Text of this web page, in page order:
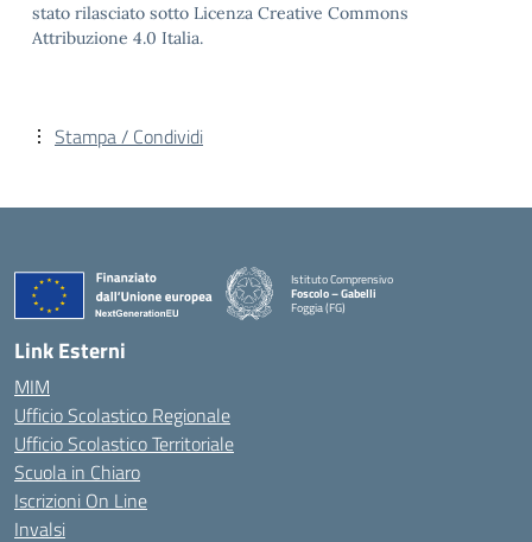
stato rilasciato sotto Licenza Creative Commons
Attribuzione 4.0 Italia.
Stampa / Condividi
Istituto Comprensivo
Foscolo – Gabelli
Foggia (FG)
— Visita la pagina iniziale della scuola
Link Esterni
MIM
Ufficio Scolastico Regionale
Ufficio Scolastico Territoriale
Scuola in Chiaro
Iscrizioni On Line
Invalsi